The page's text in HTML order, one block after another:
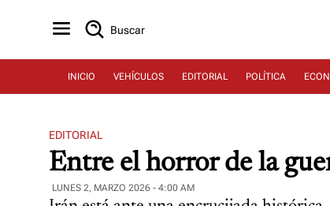
Buscar
INICIO VEHÍCULOS EDITORIAL POLÍTICA
EDITORIAL
Entre el horror de la
LUNES 2, MARZO 2026 - 4:00 AM